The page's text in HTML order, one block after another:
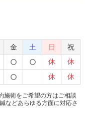
金 土 日
祝
休
休
休 休
施術をご希望の方はご相談
などあらゆる方面に対応さ